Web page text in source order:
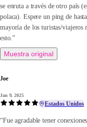
se enruta a través de otro país
polaca). Espere un ping de
mayoría de los turistas/viajeros
esto.”
Muestra original
Joe
Jan 9, 2025
Estados Unidos
“Fue agradable tener